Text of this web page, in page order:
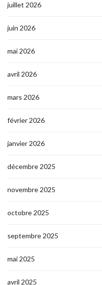
juillet 2026
juin 2026
mai 2026
avril 2026
mars 2026
février 2026
janvier 2026
décembre 2025
novembre 2025
octobre 2025
septembre 2025
mai 2025
avril 2025